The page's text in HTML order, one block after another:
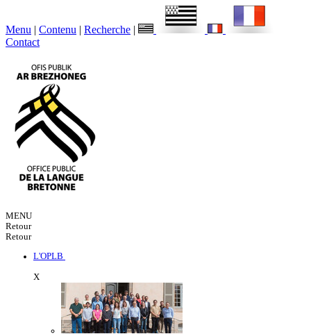
Menu | Contenu | Recherche |
Contact
MENU
Retour
Retour
L'OPLB
X